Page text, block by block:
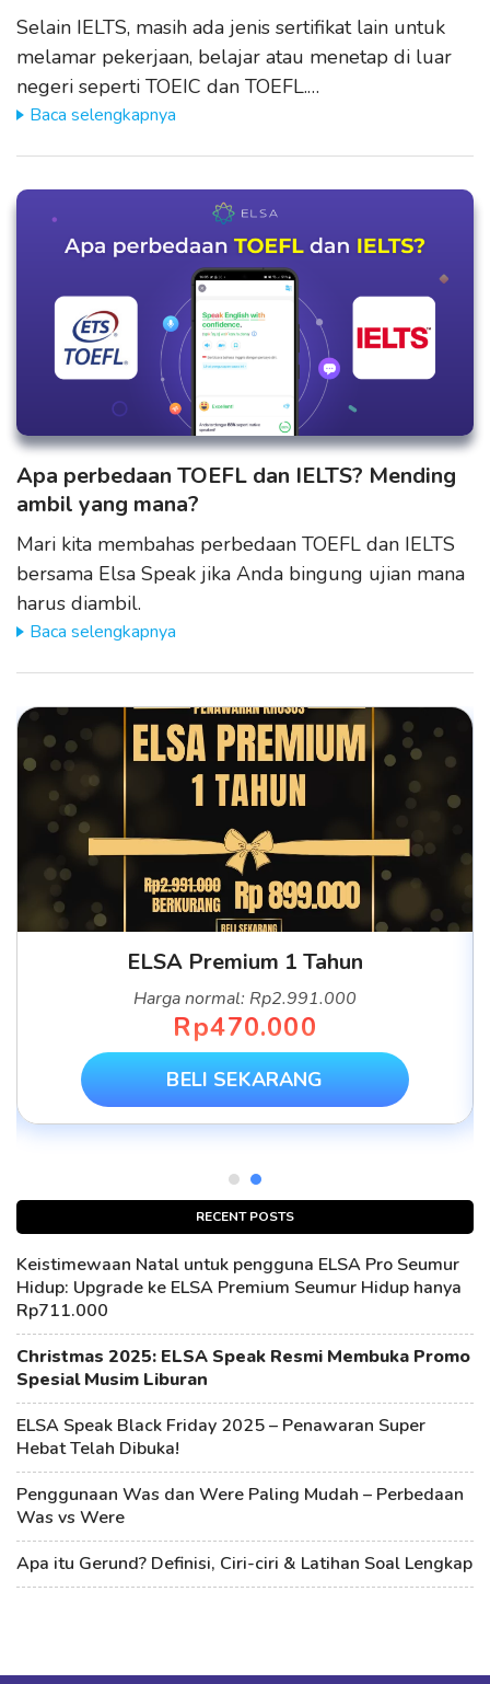
Selain IELTS, masih ada jenis sertifikat lain untuk
melamar pekerjaan, belajar atau menetap di luar
negeri seperti TOEIC dan TOEFL.…
Baca selengkapnya
Apa perbedaan TOEFL dan IELTS? Mending
ambil yang mana?
Mari kita membahas perbedaan TOEFL dan IELTS
bersama Elsa Speak jika Anda bingung ujian mana
harus diambil.
Baca selengkapnya
RECENT POSTS
Keistimewaan Natal untuk pengguna ELSA Pro Seumur
Hidup: Upgrade ke ELSA Premium Seumur Hidup hanya
Rp711.000
Christmas 2025: ELSA Speak Resmi Membuka Promo
Spesial Musim Liburan
ELSA Speak Black Friday 2025 – Penawaran Super
Hebat Telah Dibuka!
Penggunaan Was dan Were Paling Mudah – Perbedaan
Was vs Were
Apa itu Gerund? Definisi, Ciri-ciri & Latihan Soal Lengkap
ELSA Premium 1 Tahun
Harga normal: Rp2.991.000
Rp470.000
BELI SEKARANG